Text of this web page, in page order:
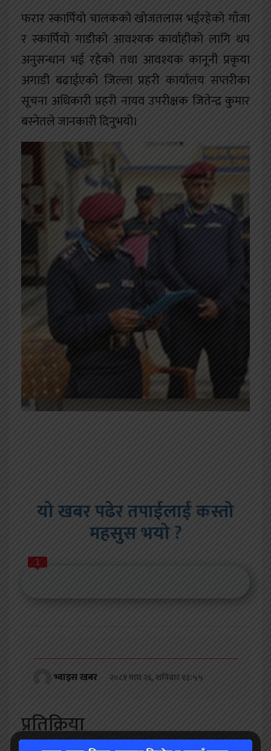
फरार स्कार्पियो चालकको खोजतलास भईरहेको गाँजा
र स्कार्पियो गाडीको आवश्यक कार्वाहीको लागि थप
अनुसन्धान भई रहेको तथा आवश्यक कानूनी प्रकृया
अगाडी बढाईएको जिल्ला प्रहरी कार्यालय सप्तरीका
सूचना अधिकारी प्रहरी नायव उपरीक्षक जितेन्द्र कुमार
बस्नेतले जानकारी दिनुभयो।
यो खबर पढेर तपाईलाई कस्तो
महसुस भयो ?
1
भ्वाइस खबर २०८१ माघ २६, शनिबार १३:५५
प्रतिक्रिया